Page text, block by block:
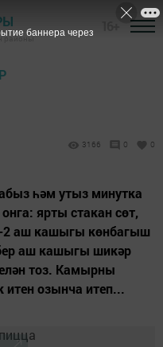
районы
3166 0 0
һәм утыз минутка
ярты стакан сөт,
2 аш кашыгы көнбагыш
аш кашыгы шикәр
тоз. Камырны
итен озынча итеп...
баннера через